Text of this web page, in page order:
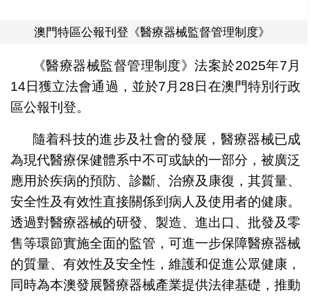
澳門特區公報刊登《醫療器械監督管理制度》
《醫療器械監督管理制度》法案於2025年7月
14日獲立法會通過，並於7月28日在澳門特別行政
區公報刊登。
隨着科技的進步及社會的發展，醫療器械已成
為現代醫療保健體系中不可或缺的一部分，被廣泛
應用於疾病的預防、診斷、治療及康復，其質量、
安全性及有效性直接關係到病人及使用者的健康。
透過對醫療器械的研發、製造、進出口、批發及零
售等環節實施全面的監管，可進一步保障醫療器械
的質量、有效性及安全性，維護和促進公眾健康，
同時為本澳發展醫療器械產業提供法律基礎，推動